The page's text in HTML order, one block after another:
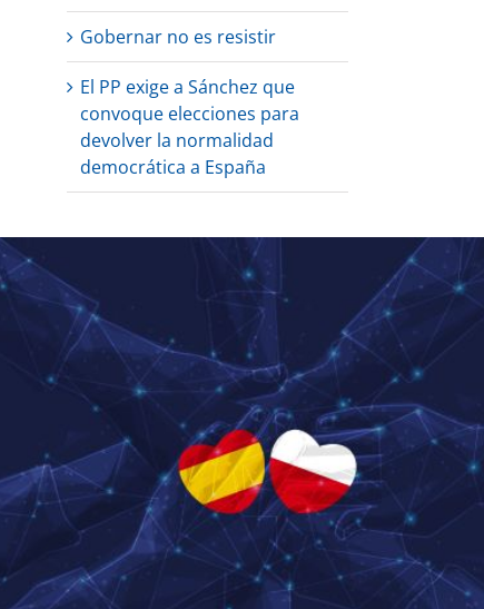
Gobernar no es resistir
El PP exige a Sánchez que
convoque elecciones para
devolver la normalidad
democrática a España